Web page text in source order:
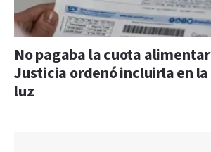
No pagaba la cuota
Justicia ordenó incluirla en
luz